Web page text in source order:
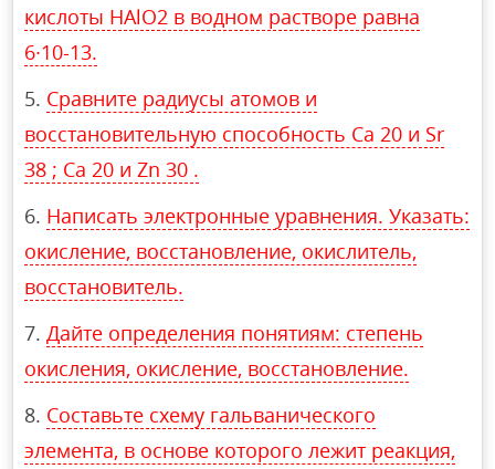
кислоты HAlO2 в водном растворе равна
6∙10-13.
Сравните радиусы атомов и
восстановительную способность Ca 20 и Sr
38 ; Ca 20 и Zn 30 .
Написать электронные уравнения. Указать:
окисление, восстановление, окислитель,
восстановитель.
Дайте определения понятиям: степень
окисления, окисление, восстановление.
Составьте схему гальванического
элемента, в основе которого лежит реакция,